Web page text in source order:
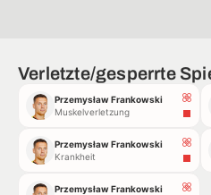
Verletzte/gesperrte
Przemysław Frankowski
Muskelverletzung
Przemysław Frankowski
Krankheit
Przemysław Frankowski